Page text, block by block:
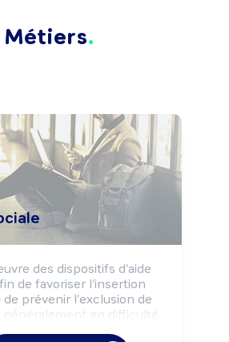
Métiers
des dispositifs d'aide
de favoriser l'insertion
de prévenir l'exclusion de
généralement en difficulté.